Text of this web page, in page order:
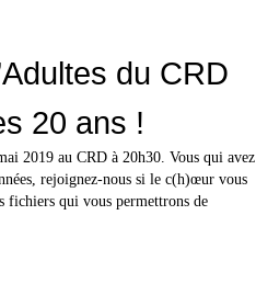
du CRD
20 ans !
2019 au CRD à 20h30. Vous qui avez
rejoignez-nous si le c(h)œur vous
fichiers qui vous permettrons de